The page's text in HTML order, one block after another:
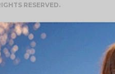
RESERVED.